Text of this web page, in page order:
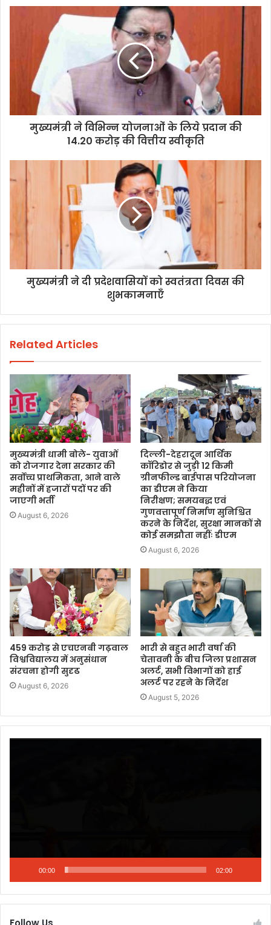
मुख्यमंत्री ने विभिन्न योजनाओं के लिये प्रदान की
14.20 करोड़ की वित्तीय स्वीकृति
मुख्यमंत्री ने दी प्रदेशवासियों को स्वतंत्रता दिवस की
शुभकामनाएँ
Related Articles
मुख्यमंत्री धामी बोले- युवाओं
को रोजगार देना सरकार की
सर्वोच्च प्राथमिकता, आने वाले
महीनों में हजारों पदों पर की
जाएगी भर्ती
August 6, 2026
दिल्ली-देहरादून आर्थिक
कॉरिडोर से जुड़ी 12 किमी
ग्रीनफील्ड बाईपास परियोजना
का डीएम ने किया
निरीक्षण; समयबद्ध एवं
गुणवत्तापूर्ण निर्माण सुनिश्चित
करने के निर्देश, सुरक्षा मानकों से
कोई समझौता नहींः डीएम
August 6, 2026
459 करोड़ से एचएनबी गढ़वाल
विश्वविद्यालय में अनुसंधान
संरचना होगी सुदृढ
August 6, 2026
भारी से बहुत भारी वर्षा की
चेतावनी के बीच जिला प्रशासन
अलर्ट, सभी विभागों को हाई
अलर्ट पर रहने के निर्देश
August 5, 2026
00:00 02:00